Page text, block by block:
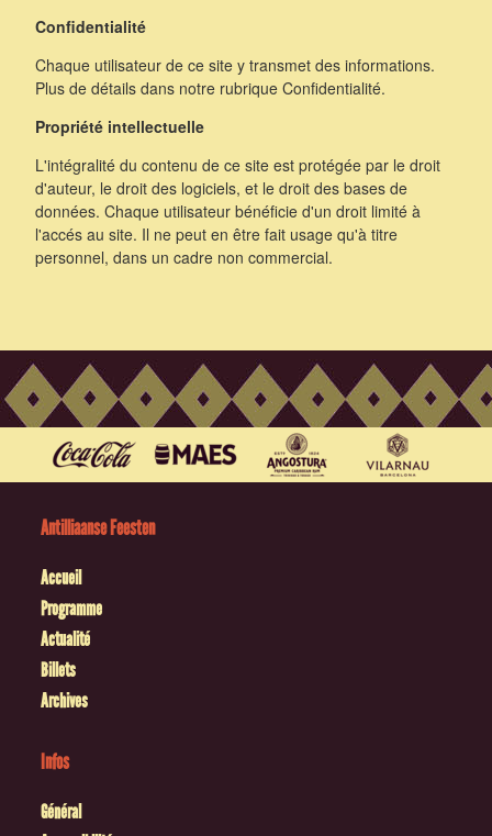
Confidentialité
Chaque utilisateur de ce site y transmet des informations.
Plus de détails dans notre rubrique Confidentialité.
Propriété intellectuelle
L'intégralité du contenu de ce site est protégée par le droit
d'auteur, le droit des logiciels, et le droit des bases de
données. Chaque utilisateur bénéficie d'un droit limité à
l'accés au site. Il ne peut en être fait usage qu'à titre
personnel, dans un cadre non commercial.
Antilliaanse Feesten
Accueil
Programme
Actualité
Billets
Archives
Infos
Général